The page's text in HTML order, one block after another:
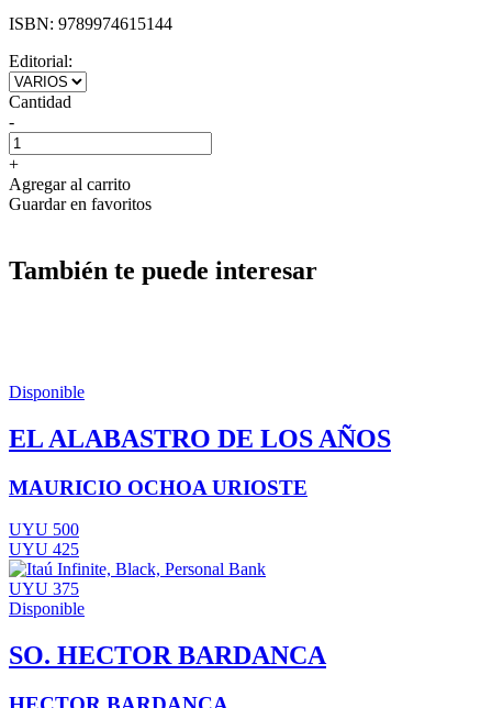
ISBN: 9789974615144
Editorial:
Cantidad
-
+
Agregar al carrito
Guardar en favoritos
También te puede interesar
Disponible
EL ALABASTRO DE LOS AÑOS
MAURICIO OCHOA URIOSTE
UYU 500
UYU 425
UYU 375
Disponible
SO. HECTOR BARDANCA